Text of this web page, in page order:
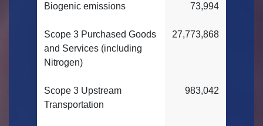
Biogenic emissions 73,994
Scope 3 Purchased Goods
and Services (including
Nitrogen)
27,773,868
Scope 3 Upstream
Transportation
983,042